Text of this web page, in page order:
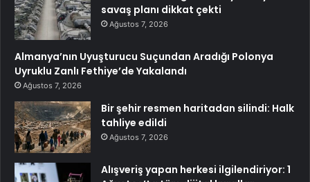
savaş planı dikkat çekti
Ağustos 7, 2026
Almanya’nın Uyuşturucu Suçundan Aradığı Polonya
Uyruklu Zanlı Fethiye’de Yakalandı
Ağustos 7, 2026
Bir şehir resmen haritadan silindi: Halk
tahliye edildi
Ağustos 7, 2026
Alışveriş yapan herkesi ilgilendiriyor: 1